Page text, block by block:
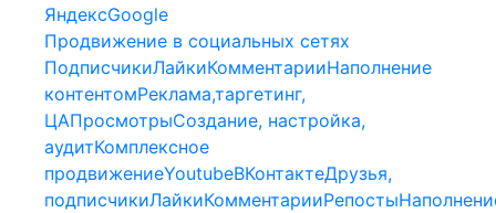
ЯндексGoogle
Продвижение в социальных сетях
ПодписчикиЛайкиКомментарииНаполнение
контентомРеклама,таргетинг,
ЦАПросмотрыСоздание, настройка,
аудитКомплексное
продвижениеYoutubeВКонтактеДрузья,
подписчикиЛайкиКомментарииРепосты